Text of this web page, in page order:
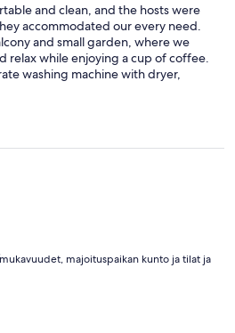
and clean, and the hosts were
accommodated our every need.
and small garden, where we
relax while enjoying a cup of coffee.
washing machine with dryer,
of having to go elsewhere for
days, and my family, especially the
our time at the hotel. While the
it and would definitely return if we
majoituspaikan kunto ja tilat ja